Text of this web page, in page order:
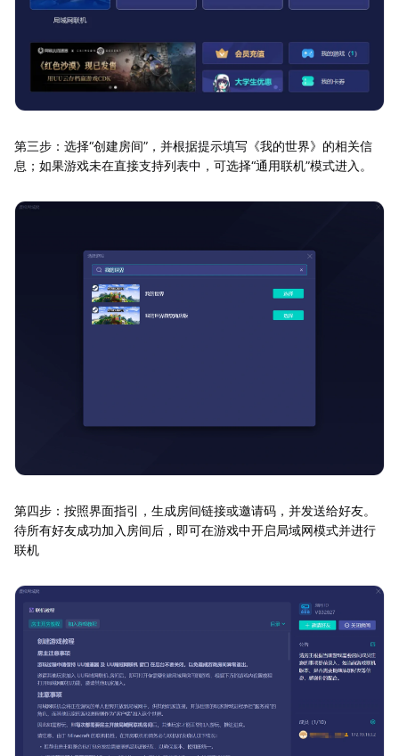
第三步：选择“创建房间”，并根据提示填写《我的世界》的相关信
息；如果游戏未在直接支持列表中，可选择“通用联机”模式进入。
第四步：按照界面指引，生成房间链接或邀请码，并发送给好友。
待所有好友成功加入房间后，即可在游戏中开启局域网模式并进行
联机